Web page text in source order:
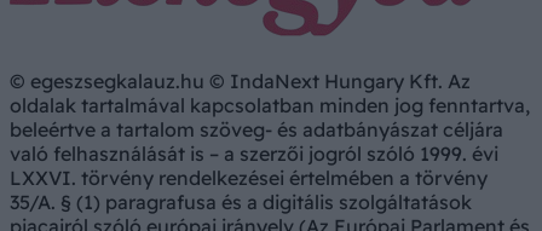
© egeszsegkalauz.hu © IndaNext Hungary Kft. Az
oldalak tartalmával kapcsolatban minden jog fenntartva,
beleértve a tartalom szöveg- és adatbányászat céljára
való felhasználását is – a szerzői jogról szóló 1999. évi
LXXVI. törvény rendelkezései értelmében a törvény
35/A. § (1) paragrafusa és a digitális szolgáltatások
piacairól szóló európai irányelv (Az Európai Parlament és